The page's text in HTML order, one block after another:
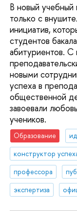
В новый
только с
инициатив,
студентов
абитуриентов.
новыми
успеха в
общественной
завоевали
учеников.
Образование
конструктор
профессора
экспертиза